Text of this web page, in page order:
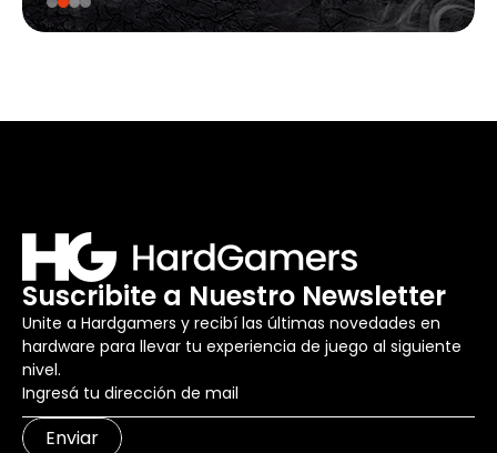
Suscribite a Nuestro Newsletter
Unite a Hardgamers y recibí las últimas novedades en
hardware para llevar tu experiencia de juego al siguiente
nivel.
Enviar